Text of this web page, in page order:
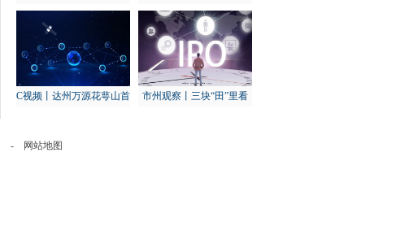
故：初步调查为货车下坡
转弯失控发生侧翻导致
天全：打造“智慧渔场” 建
设数字渔业基地
C视频丨达州万源花萼山首
市州观察丨三块“田”里看
- 网站地图